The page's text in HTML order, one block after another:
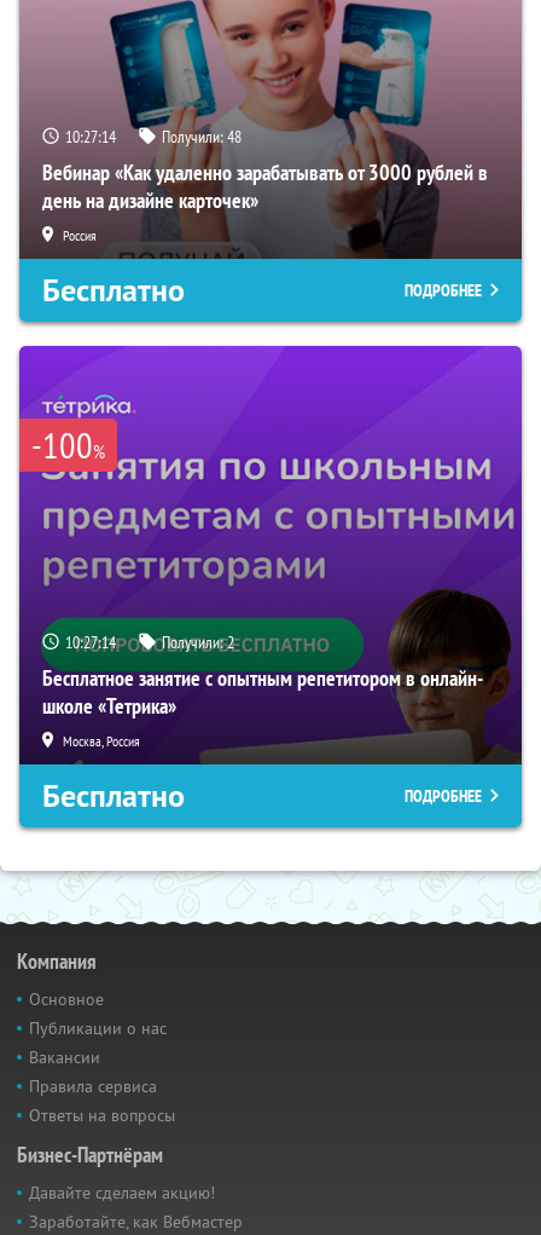
10:27:13 Получили:48
Вебинар «Как удаленно зарабатывать от 3000 рублей в
день на дизайне карточек»
Россия
Бесплатно ПОДРОБНЕЕ
-100%
10:27:13 Получили:2
Бесплатное занятие с опытным репетитором в онлайн-
школе «Тетрика»
Москва, Россия
Бесплатно ПОДРОБНЕЕ
Компания
Основное
Публикации о нас
Вакансии
Правила сервиса
Ответы на вопросы
Бизнес-Партнёрам
Давайте сделаем акцию!
Заработайте, как Вебмастер